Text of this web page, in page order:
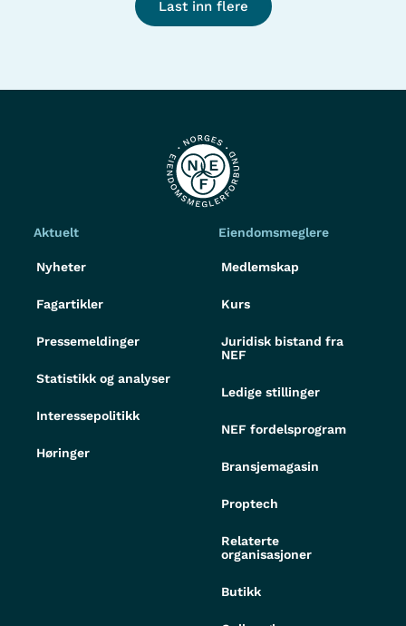
Last inn flere
Aktuelt
Nyheter
Fagartikler
Pressemeldinger
Statistikk og analyser
Interessepolitikk
Høringer
Eiendomsmeglere
Medlemskap
Kurs
Juridisk bistand fra
NEF
Ledige stillinger
NEF fordelsprogram
Bransjemagasin
Proptech
Relaterte
organisasjoner
Butikk